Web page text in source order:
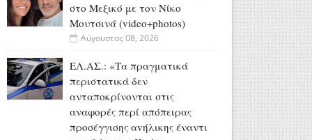
στο Μεξικό με τον Νίκο
Μουτσινά (video+photos)
Αύγουστος 08, 2026
ΕΛ.ΑΣ.: «Τα πραγματικά
περιστατικά δεν
ανταποκρίνονται στις
αναφορές περί απόπειρας
προσέγγισης αvήλικης έναντι